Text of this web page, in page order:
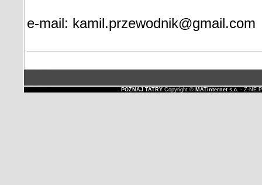
e-mail: kamil.przewodnik@gmail.com
POZNAJ TATRYCopyright © MATinternet s.c. - Z-